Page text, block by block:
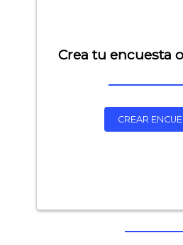
- Consejos para tu
Crea tu encuesta
CREAR